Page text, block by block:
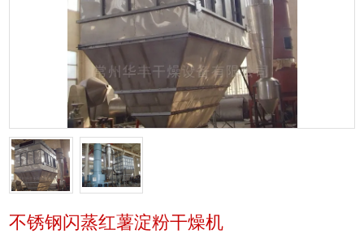
不锈钢闪蒸红薯淀粉干燥机